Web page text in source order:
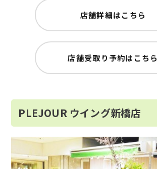
店舗詳細はこちら
店舗受取り予約はこちら
PLEJOUR ウイング新橋店